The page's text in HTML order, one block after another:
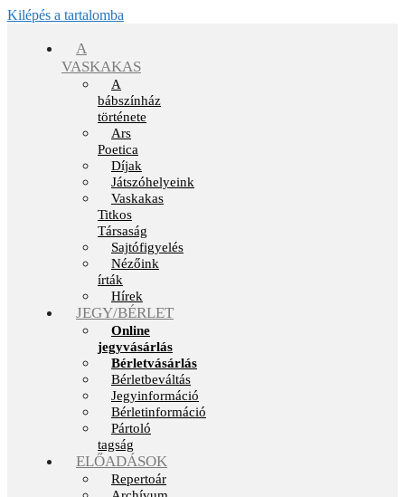
Kilépés a tartalomba
A
VASKAKAS
A
bábszínház
története
Ars
Poetica
Díjak
Játszóhelyeink
Vaskakas
Titkos
Társaság
Sajtófigyelés
Nézőink
írták
Hírek
JEGY/BÉRLET
Online
jegyvásárlás
Bérletvásárlás
Bérletbeváltás
Jegyinformáció
Bérletinformáció
Pártoló
tagság
ELŐADÁSOK
Repertoár